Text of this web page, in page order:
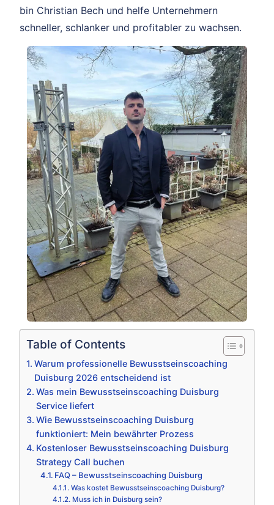
bin Christian Bech und helfe Unternehmern
schneller, schlanker und profitabler zu wachsen.
Table of Contents
Warum professionelle Bewusstseinscoaching
Duisburg 2026 entscheidend ist
Was mein Bewusstseinscoaching Duisburg
Service liefert
Wie Bewusstseinscoaching Duisburg
funktioniert: Mein bewährter Prozess
Kostenloser Bewusstseinscoaching Duisburg
Strategy Call buchen
FAQ – Bewusstseinscoaching Duisburg
Was kostet Bewusstseinscoaching Duisburg?
Muss ich in Duisburg sein?